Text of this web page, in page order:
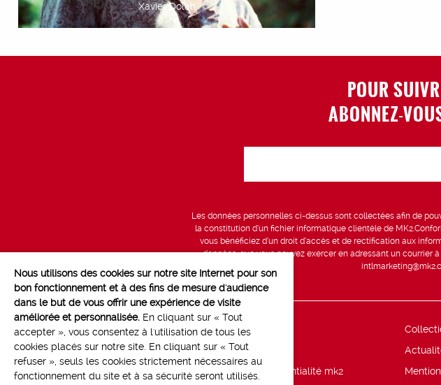
Xavier Dolan
POUR
ABONNEZ-
Les données personnelles ci-dessus sont collectées afin de
la constitution d’un fichier informatique clientèle de
vous bénéficiez d’un droit d’accès et de rectification aux
données, que vous pouvez exercer en adressant un courrier
Line up
Marchés
Politique de confidentialité mk2
Nous utilisons des cookies sur notre site Internet pour son
bon fonctionnement et à des fins de mesure d'audience
dans le but de vous offrir une expérience de visite
améliorée et personnalisée. En cliquant sur « Tout
accepter », vous consentez à l'utilisation de tous les
cookies placés sur notre site. En cliquant sur « Tout
refuser », seuls les cookies strictement nécessaires au
fonctionnement du site et à sa sécurité seront utilisés.